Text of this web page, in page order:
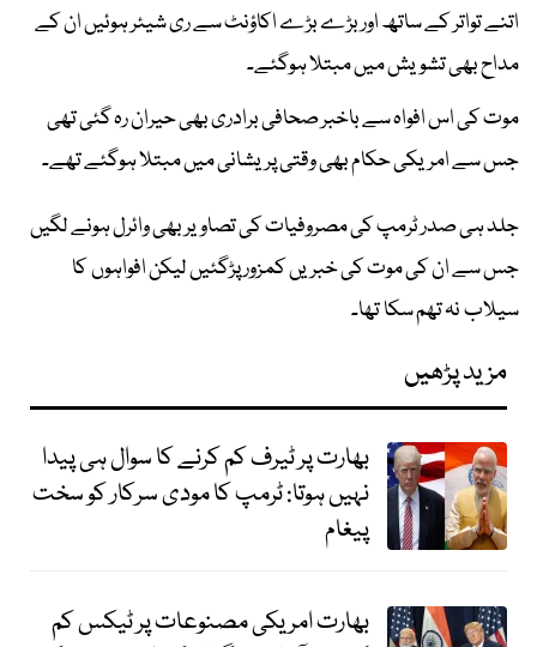
اتنے تواتر کے ساتھ اور بڑے بڑے اکاؤنٹ سے ری شیئر ہوئیں ان کے
مداح بھی تشویش میں مبتلا ہوگئے۔
موت کی اس افواہ سے باخبر صحافی برادری بھی حیران رہ گئی تھی
جس سے امریکی حکام بھی وقتی پریشانی میں مبتلا ہوگئے تھے۔
جلد ہی صدر ٹرمپ کی مصروفیات کی تصاویر بھی وائرل ہونے لگیں
جس سے ان کی موت کی خبریں کمزور پڑگئیں لیکن افواہوں کا
سیلاب نہ تھم سکا تھا۔
مزید پڑھیں
بھارت پر ٹیرف کم کرنے کا سوال ہی پیدا
نہیں ہوتا: ٹرمپ کا مودی سرکار کو سخت
پیغام
بھارت امریکی مصنوعات پر ٹیکس کم